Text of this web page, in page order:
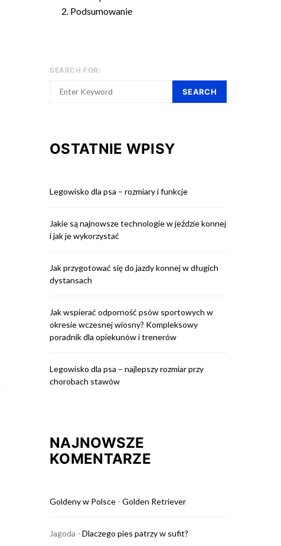
Podsumowanie
SEARCH FOR:
SEARCH
OSTATNIE WPISY
Legowisko dla psa – rozmiary i funkcje
Jakie są najnowsze technologie w jeździe konnej
i jak je wykorzystać
Jak przygotować się do jazdy konnej w długich
dystansach
Jak wspierać odporność psów sportowych w
okresie wczesnej wiosny? Kompleksowy
poradnik dla opiekunów i trenerów
Legowisko dla psa – najlepszy rozmiar przy
chorobach stawów
NAJNOWSZE
KOMENTARZE
Goldeny w Polsce - Golden Retriever
Jagoda - Dlaczego pies patrzy w sufit?